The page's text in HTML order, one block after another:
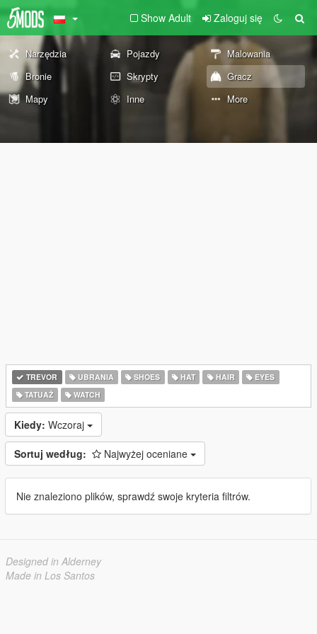
Show Adult Zaloguj się
Narzędzia Pojazdy
Malowania
Bronie
Skrypty
Gracz
Mapy
Inne More
TREVOR UBRANIA SHOES HAT HAIR
EYES
TATUAŻ
WATCH
Kiedy: Wczoraj
Sortuj według: Najwyżej oceniane
Nie znaleziono plików, sprawdź swoje kryteria filtrów.
Designed in Alderney
Made in Los Santos